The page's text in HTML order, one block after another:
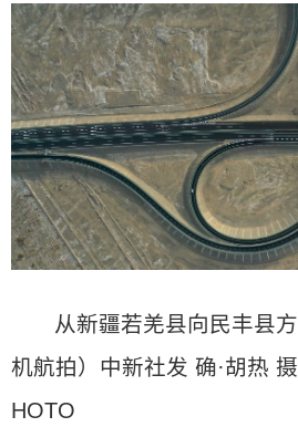
从新疆若羌县向民丰县
机航拍）中新社发 确·胡热
HOTO